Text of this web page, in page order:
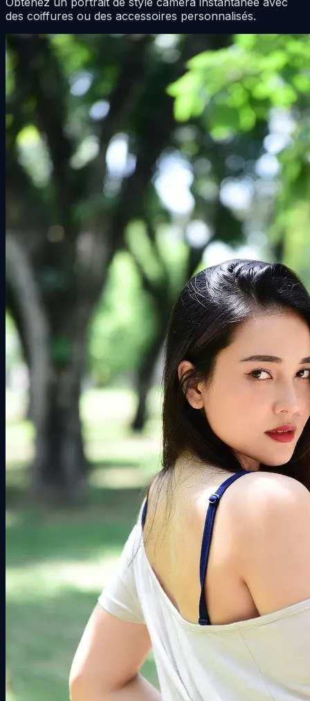
des coiffures ou des accessoires personnalisés.